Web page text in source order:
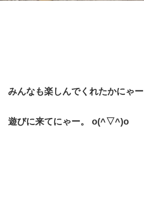
みんなも楽しんでくれたかにゃー
遊びに来てにゃー。 o(^▽^)o